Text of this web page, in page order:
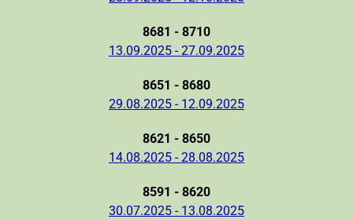
8681 - 8710
13.09.2025 - 27.09.2025
8651 - 8680
29.08.2025 - 12.09.2025
8621 - 8650
14.08.2025 - 28.08.2025
8591 - 8620
30.07.2025 - 13.08.2025